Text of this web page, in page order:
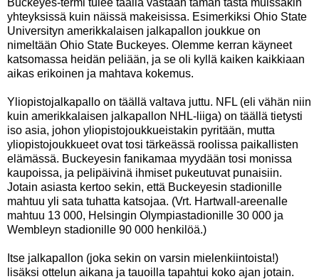
yhteyksissä kuin näissä makeisissa. Esimerkiksi Ohio State
Universityn amerikkalaisen jalkapallon joukkue on
nimeltään Ohio State Buckeyes. Olemme kerran käyneet
katsomassa heidän peliään, ja se oli kyllä kaiken kaikkiaan
aikas erikoinen ja mahtava kokemus.
Yliopistojalkapallo on täällä valtava juttu. NFL (eli vähän niin
kuin amerikkalaisen jalkapallon NHL-liiga) on täällä tietysti
iso asia, johon yliopistojoukkueistakin pyritään, mutta
yliopistojoukkueet ovat tosi tärkeässä roolissa paikallisten
elämässä. Buckeyesin fanikamaa myydään tosi monissa
kaupoissa, ja pelipäivinä ihmiset pukeutuvat punaisiin.
Jotain asiasta kertoo sekin, että Buckeyesin stadionille
mahtuu yli sata tuhatta katsojaa. (Vrt. Hartwall-areenalle
mahtuu 13 000, Helsingin Olympiastadionille 30 000 ja
Wembleyn stadionille 90 000 henkilöä.)
Itse jalkapallon (joka sekin on varsin mielenkiintoista!)
lisäksi ottelun aikana ja tauoilla tapahtui koko ajan jotain.